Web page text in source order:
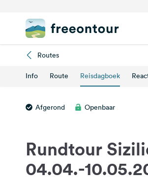
Routes
Info Route Reisdagboek
Afgerond Openbaar
Rundtour
04.04.-